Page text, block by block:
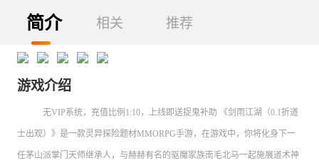
简介 相关 推荐
游戏介绍
无VIP系统，充值比例1:10，上线即送捉鬼补助 《剑雨江湖（0.1折道
士出观）》是一款灵异探险题材MMORPG手游，在游戏中，你将化身下一
任茅山派掌门天师继承人，与赫赫有名的驱魔家族南毛北马一起施展道术神